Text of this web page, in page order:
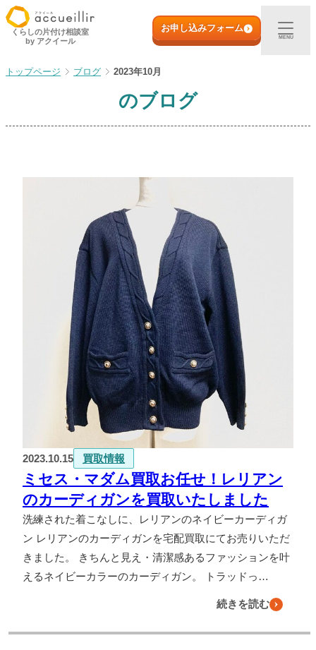
内
容
キ
初めての方へ
出張買取
宅配買取
ご利用実例
取扱アイテム
店舗一覧
よくある質問
お問い合わせ
0120-29-5302
受付時間9:00〜18:00（年中無休※年末年始は除く）
お申し込みフォーム
くらしの片付け相談室
by アクイール
お申し込みフォーム
MENU
ブログ 2023年10月
のブログ
2023.10.15 買取情報
ミセス・マダム買取お任せ！レリアン
のカーディガンを買取いたしました
洗練された着こなしに、レリアンのネイビーカーディガ
ン レリアンのカーディガンを宅配買取にてお売りいただ
きました。 きちんと見え・清潔感あるファッションを叶
えるネイビーカラーのカーディガン。 トラッドっ…
続きを読む